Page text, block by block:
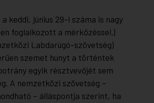
keddi, június 29-i száma is nagy
foglalkozott a mérkőzéssel.)
Labdarúgó-szövetség)
szemet hunyt a történtek
egyik résztvevőjét sem
A nemzetközi szövetség –
– álláspontja szerint, ha